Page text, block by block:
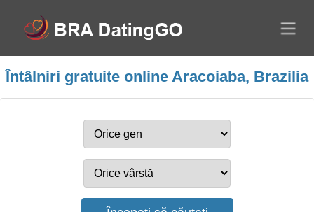
Întâlniri gratuite online Aracoiaba, Brazilia